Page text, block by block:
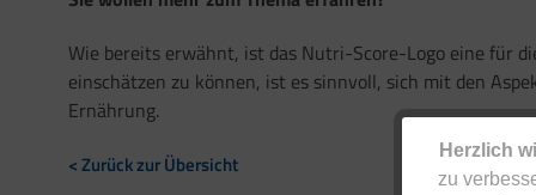
Herzlich
zu
Wie bereits erwähnt, ist das Nutri-Score-Logo eine für
einschätzen zu können, ist es sinnvoll, sich mit den
Ernährung.
< Zurück zur Übersicht